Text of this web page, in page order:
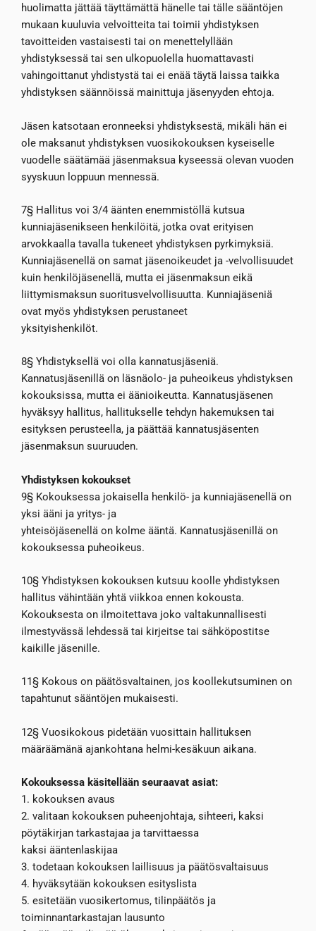
huolimatta jättää täyttämättä hänelle tai tälle sääntöjen
mukaan kuuluvia velvoitteita tai toimii yhdistyksen
tavoitteiden vastaisesti tai on menettelyllään
yhdistyksessä tai sen ulkopuolella huomattavasti
vahingoittanut yhdistystä tai ei enää täytä laissa taikka
yhdistyksen säännöissä mainittuja jäsenyyden ehtoja.
Jäsen katsotaan eronneeksi yhdistyksestä, mikäli hän ei
ole maksanut yhdistyksen vuosikokouksen kyseiselle
vuodelle säätämää jäsenmaksua kyseessä olevan vuoden
syyskuun loppuun mennessä.
7§ Hallitus voi 3/4 äänten enemmistöllä kutsua
kunniajäsenikseen henkilöitä, jotka ovat erityisen
arvokkaalla tavalla tukeneet yhdistyksen pyrkimyksiä.
Kunniajäsenellä on samat jäsenoikeudet ja -velvollisuudet
kuin henkilöjäsenellä, mutta ei jäsenmaksun eikä
liittymismaksun suoritusvelvollisuutta. Kunniajäseniä
ovat myös yhdistyksen perustaneet
yksityishenkilöt.
8§ Yhdistyksellä voi olla kannatusjäseniä.
Kannatusjäsenillä on läsnäolo- ja puheoikeus yhdistyksen
kokouksissa, mutta ei äänioikeutta. Kannatusjäsenen
hyväksyy hallitus, hallitukselle tehdyn hakemuksen tai
esityksen perusteella, ja päättää kannatusjäsenten
jäsenmaksun suuruuden.
Yhdistyksen kokoukset
9§ Kokouksessa jokaisella henkilö- ja kunniajäsenellä on
yksi ääni ja yritys- ja
yhteisöjäsenellä on kolme ääntä. Kannatusjäsenillä on
kokouksessa puheoikeus.
10§ Yhdistyksen kokouksen kutsuu koolle yhdistyksen
hallitus vähintään yhtä viikkoa ennen kokousta.
Kokouksesta on ilmoitettava joko valtakunnallisesti
ilmestyvässä lehdessä tai kirjeitse tai sähköpostitse
kaikille jäsenille.
11§ Kokous on päätösvaltainen, jos koollekutsuminen on
tapahtunut sääntöjen mukaisesti.
12§ Vuosikokous pidetään vuosittain hallituksen
määräämänä ajankohtana helmi-kesäkuun aikana.
Kokouksessa käsitellään seuraavat asiat:
1. kokouksen avaus
2. valitaan kokouksen puheenjohtaja, sihteeri, kaksi
pöytäkirjan tarkastajaa ja tarvittaessa
kaksi ääntenlaskijaa
3. todetaan kokouksen laillisuus ja päätösvaltaisuus
4. hyväksytään kokouksen esityslista
5. esitetään vuosikertomus, tilinpäätös ja
toiminnantarkastajan lausunto